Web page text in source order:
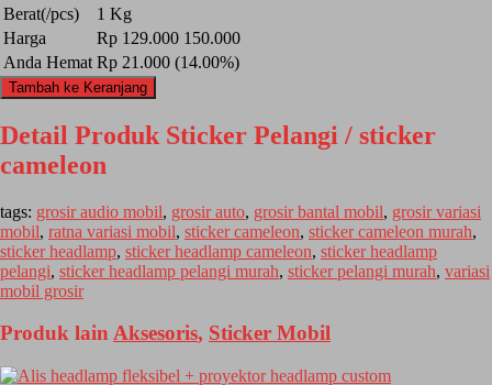
Berat(/pcs)
1 Kg
Harga
Rp 129.000 150.000
Anda Hemat Rp 21.000 (14.00%)
Tambah ke Keranjang
Detail Produk Sticker Pelangi / sticker
cameleon
tags: grosir audio mobil, grosir auto, grosir bantal mobil, grosir variasi
mobil, ratna variasi mobil, sticker cameleon, sticker cameleon murah,
sticker headlamp, sticker headlamp cameleon, sticker headlamp
pelangi, sticker headlamp pelangi murah, sticker pelangi murah, variasi
mobil grosir
Produk lainAksesoris, Sticker Mobil